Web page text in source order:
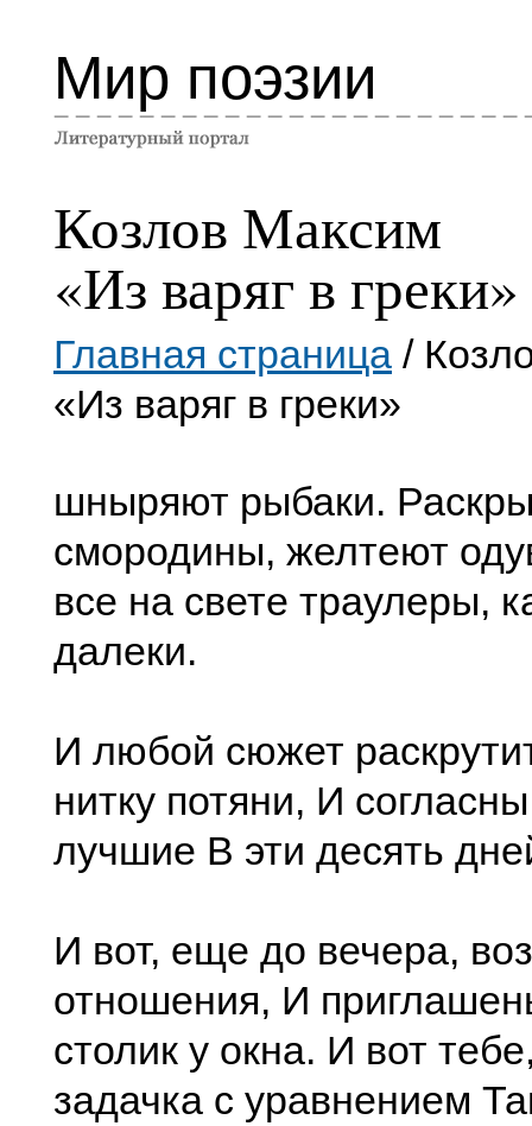
Мир поэзии
Козлов Максим
«Из варяг в греки»
Главная страница /
«Из варяг в греки»
шныряют рыбаки.
смородины, желтеют
все на свете траулеры,
далеки.
И любой сюжет
нитку потяни, И
лучшие В эти десять
И вот, еще до вечера,
отношения, И
столик у окна. И вот
задачка с уравнением